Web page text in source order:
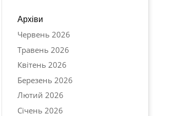
Архіви
Червень 2026
Травень 2026
Квітень 2026
Березень 2026
Лютий 2026
Січень 2026